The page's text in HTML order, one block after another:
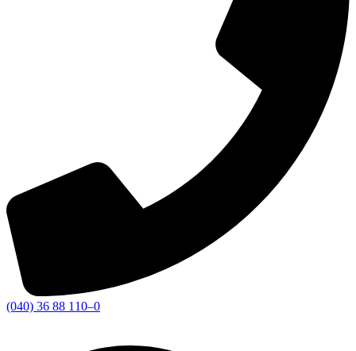
(040) 36 88 110–0